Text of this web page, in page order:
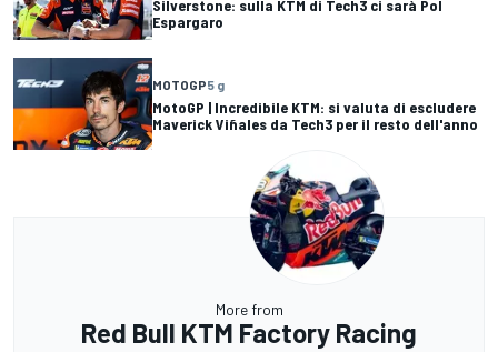
Silverstone: sulla KTM di Tech3 ci sarà Pol
Espargaro
MOTOGP5 g
MotoGP | Incredibile KTM: si valuta di escludere
Maverick Viñales da Tech3 per il resto dell'anno
More from
Red Bull KTM Factory Racing